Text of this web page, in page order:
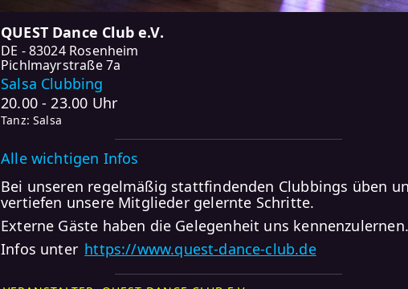
QUEST Dance Club e.V.
DE
83024 Rosenheim
Pichlmayrstraße 7a
Salsa Clubbing
20.00 - 23.00 Uhr
Tanz: Salsa
Alle wichtigen Infos
Bei unseren regelmäßig stattfindenden Clubbings üben
vertiefen unsere Mitglieder gelernte Schritte.
Externe Gäste haben die Gelegenheit uns kennenzulernen.
Infos unter https://www.quest-dance-club.de